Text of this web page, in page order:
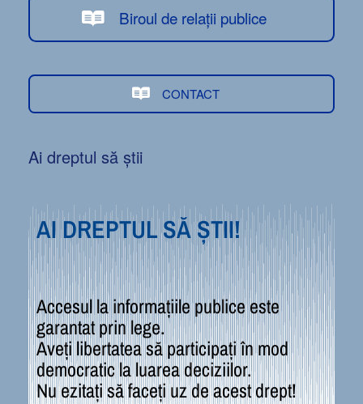
Biroul de relații publice
CONTACT
Ai dreptul să știi
AI DREPTUL SĂ ȘTII!
Accesul la informațiile publice este
garantat prin lege.
Aveți libertatea să participați în mod
democratic la luarea deciziilor.
Nu ezitați să faceți uz de acest drept!